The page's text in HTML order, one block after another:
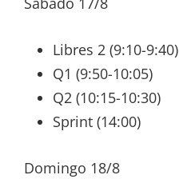
Libres 2 (9:10-9:40)
Q1 (9:50-10:05)
Q2 (10:15-10:30)
Sprint (14:00)
Domingo 18/8